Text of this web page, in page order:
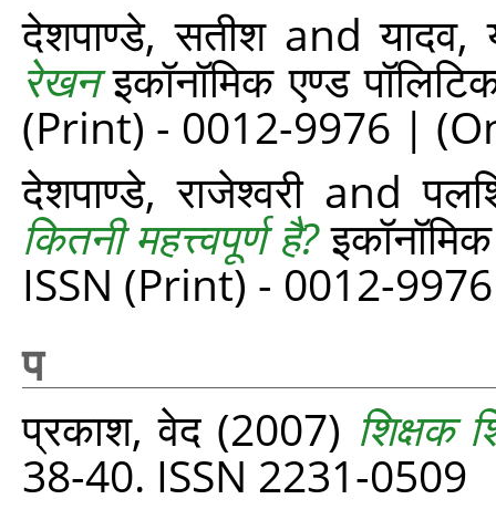
देशपाण्डे, सतीशandयादव,
रेखनइकॉनॉमिक एण्ड
(Print) - 0012-9976 |
देशपाण्‍डे, राजेश्वरीand
कितनी महत्त्वपूर्ण है?
ISSN (Print) - 0012-
प
प्रकाश, वेद (2007) शिक्षक
38-40. ISSN 2231-0509